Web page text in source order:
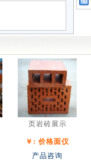
页岩砖展示
￥: 价格面仪
产品咨询